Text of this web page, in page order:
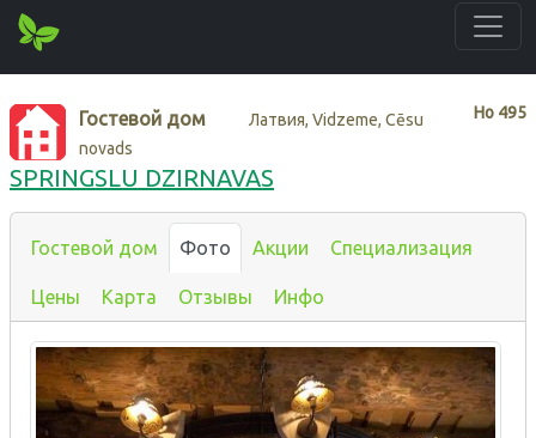
Нo 495
Гостевой дом
Латвия, Vidzeme, Cēsu
novads
SPRINGSLU DZIRNAVAS
Гостевой дом Фото Акции Специализация
Цены Карта Отзывы Инфо